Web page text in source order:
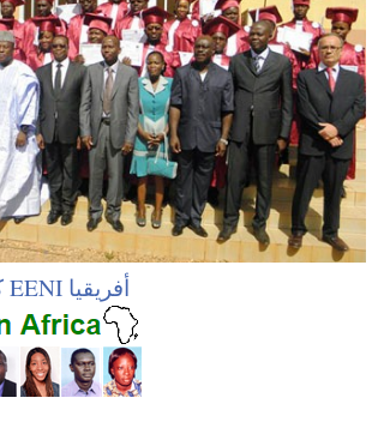
أفريقيا EENI كلية إدارة الأعمال